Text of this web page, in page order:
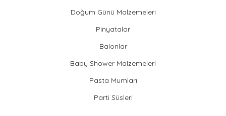
Doğum Günü Malzemeleri
Pinyatalar
Balonlar
Baby Shower Malzemeleri
Pasta Mumları
Parti Süsleri